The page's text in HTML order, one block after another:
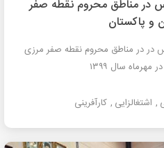
در مناطق محروم نقطه صفر
و پاکستان
در در مناطق محروم نقطه صفر مرزی
سال ۱۳۹۹
, اشتغالزایی , کارآفرینی